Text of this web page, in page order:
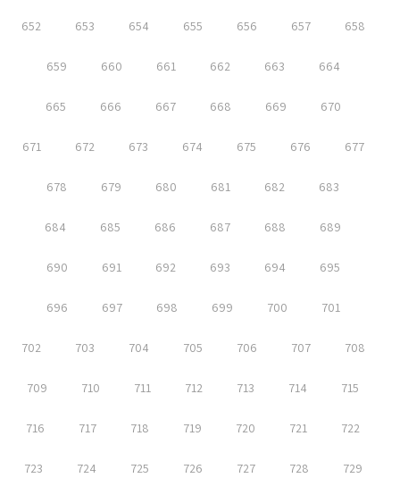
652 653 654 655 656 657 658
659 660 661 662 663 664
665 666 667 668 669 670
671 672 673 674 675 676 677
678 679 680 681 682 683
684 685 686 687 688 689
690 691 692 693 694 695
696 697 698 699 700 701
702 703 704 705 706 707 708
709 710 711 712 713 714 715
716 717 718 719 720 721 722
723 724 725 726 727 728 729